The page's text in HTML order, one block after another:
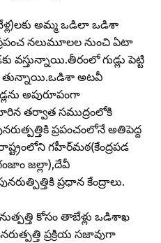
అమ్మ ఒడిలా ఒడిశా
నలుమూలల నుంచి ఏటా
వస్తున్నాయి.తీరంలో గుడ్లు పెట్టి
తున్నాయి.ఒడిశా అటవీ
అపురూపంగా
మారిన తర్వాత సముద్రంలోకి
ప్రపంచంలోనే అతిపెద్ద
గహీర్‌మఠ(కేంద్రపడ
జల్లా),దేవీ
ప్రధాన కేంద్రాలు.
కోసం తాబేళ్లు ఒడిశాఖ
ప్రక్రియ సజావుగా